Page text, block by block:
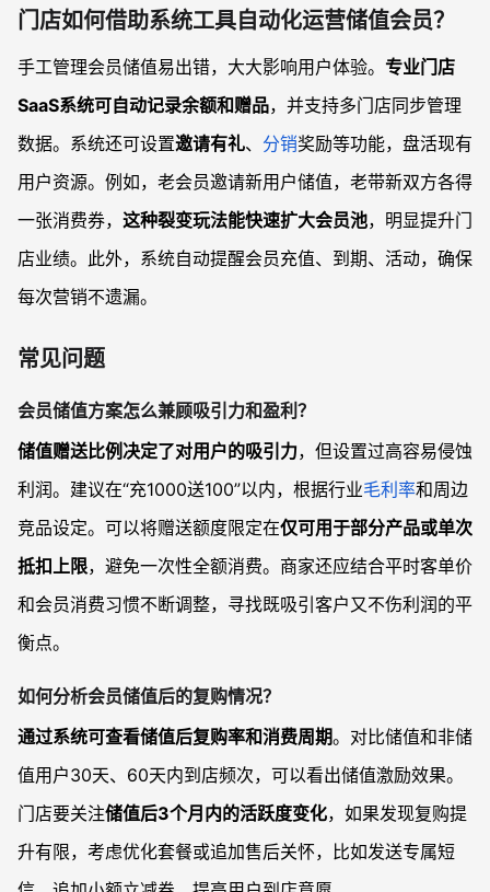
门店如何借助系统工具自动化运营储值会员？
手工管理会员储值易出错，大大影响用户体验。 专业门店
SaaS系统可自动记录余额和赠品，并支持多门店同步管理
数据。系统还可设置邀请有礼、 分销奖励等功能，盘活现有
用户资源。例如，老会员邀请新用户储值，老带新双方各得
一张消费券， 这种裂变玩法能快速扩大会员池，明显提升门
店业绩。此外，系统自动提醒会员充值、到期、活动，确保
每次营销不遗漏。
常见问题
会员储值方案怎么兼顾吸引力和盈利？
储值赠送比例决定了对用户的吸引力，但设置过高容易侵蚀
利润。建议在“充1000送100”以内，根据行业毛利率和周边
竞品设定。可以将赠送额度限定在仅可用于部分产品或单次
抵扣上限，避免一次性全额消费。商家还应结合平时客单价
和会员消费习惯不断调整，寻找既吸引客户又不伤利润的平
衡点。
如何分析会员储值后的复购情况？
通过系统可查看储值后复购率和消费周期。对比储值和非储
值用户30天、60天内到店频次，可以看出储值激励效果。
门店要关注储值后3个月内的活跃度变化，如果发现复购提
升有限，考虑优化套餐或追加售后关怀，比如发送专属短